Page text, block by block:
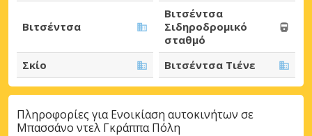
Βιτσέντσα
Βιτσέντσα
Σιδηροδρομικό
σταθμό
Σκίο
Βιτσέντσα Τιένε
Πληροφορίες για Ενοικίαση αυτοκινήτων σε
Μπασσάνο ντελ Γκράππα Πόλη